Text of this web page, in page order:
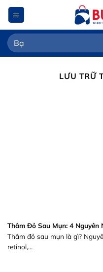
Chuyển
đến
nội
dung
Tìm
kiếm:
LƯU TRỮ
Thâm Đỏ Sau Mụn: 4 Nguyên
Thâm đỏ sau mụn là gì?
retinol,...